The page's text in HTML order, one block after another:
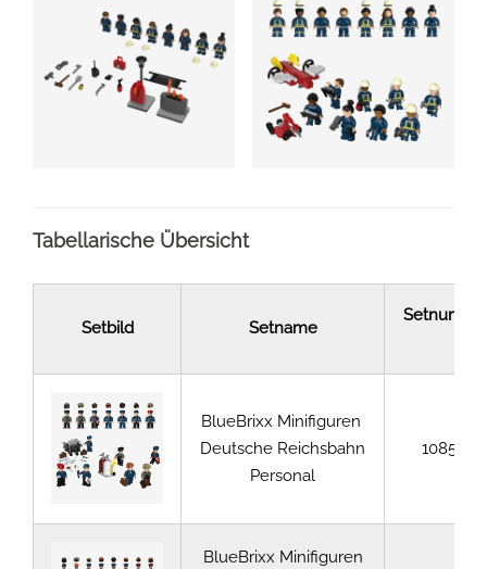
Tabellarische Übersicht
Setbild Setname
BlueBrixx Minifiguren
Deutsche Reichsbahn
Personal
108563
BlueBrixx Minifiguren